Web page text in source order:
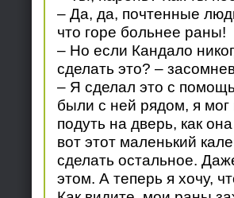
– Да, да, почтенные
что горе больнее раны!
– Но если Кандало
сделать это? –
– Я сделал это с
были с ней рядом, я мог
подуть на дверь, как
вот этот маленький
сделать остальное.
этом. А теперь я хочу,